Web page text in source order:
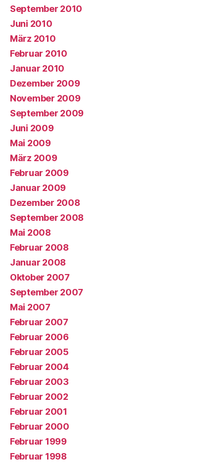
September 2010
Juni 2010
März 2010
Februar 2010
Januar 2010
Dezember 2009
November 2009
September 2009
Juni 2009
Mai 2009
März 2009
Februar 2009
Januar 2009
Dezember 2008
September 2008
Mai 2008
Februar 2008
Januar 2008
Oktober 2007
September 2007
Mai 2007
Februar 2007
Februar 2006
Februar 2005
Februar 2004
Februar 2003
Februar 2002
Februar 2001
Februar 2000
Februar 1999
Februar 1998